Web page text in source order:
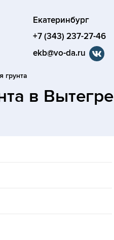
Екатеринбург
+7 (343) 237-27-46
ekb@vo-da.ru
грунта
в Вытегре